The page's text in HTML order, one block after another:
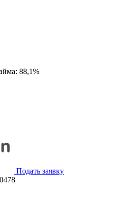
88,1%
Подать заявку